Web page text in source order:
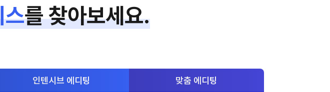
스를찾아보세요.
인텐시브 에디팅 맞춤 에디팅